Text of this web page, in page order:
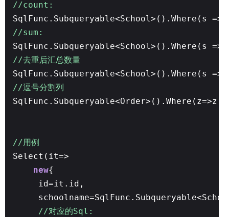
//count:
SqlFunc.Subqueryable<School>().Where(s
//sum:
SqlFunc.Subqueryable<School>().Where(s
//去重后汇总数量
SqlFunc.Subqueryable<School>().Where(s
//逗号分割列
//用例
Select(it=>
new{
id=it.id,
//对应的Sql: